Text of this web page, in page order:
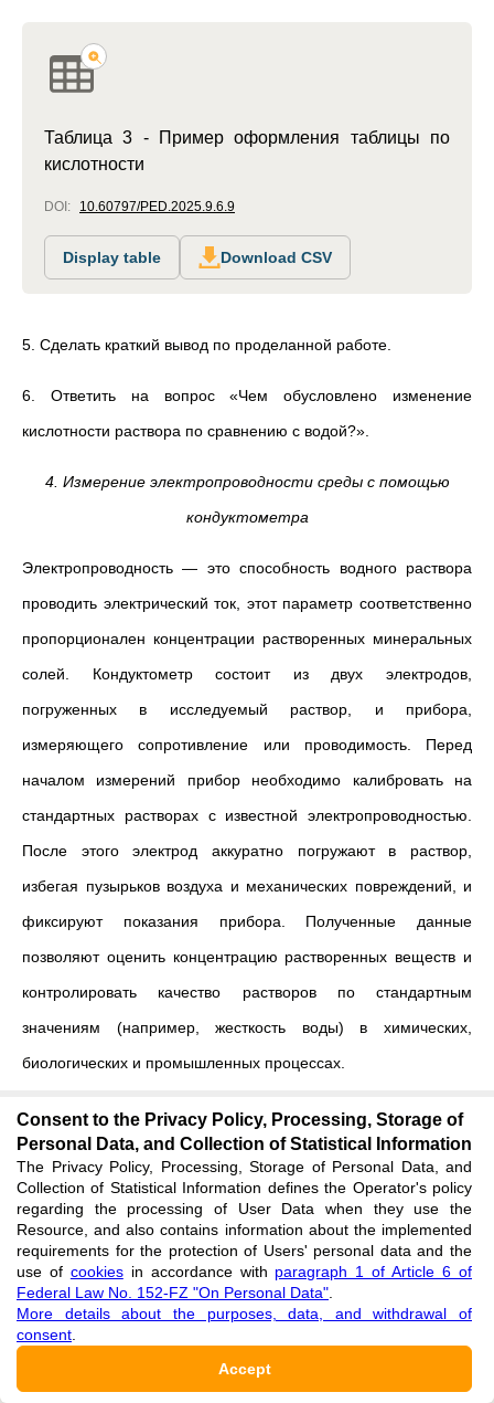
Таблица 3 - Пример оформления таблицы по
кислотности
DOI: 10.60797/PED.2025.9.6.9
Display table Download CSV
5. Сделать краткий вывод по проделанной работе.
6. Ответить на вопрос «Чем обусловлено изменение
кислотности раствора по сравнению с водой?».
4. Измерение электропроводности среды с помощью
кондуктометра
Электропроводность — это способность водного раствора
проводить электрический ток, этот параметр соответственно
пропорционален концентрации растворенных минеральных
солей. Кондуктометр состоит из двух электродов,
погруженных в исследуемый раствор, и прибора,
измеряющего сопротивление или проводимость. Перед
началом измерений прибор необходимо калибровать на
стандартных растворах с известной электропроводностью.
После этого электрод аккуратно погружают в раствор,
избегая пузырьков воздуха и механических повреждений, и
фиксируют показания прибора. Полученные данные
позволяют оценить концентрацию растворенных веществ и
контролировать качество растворов по стандартным
значениям (например, жесткость воды) в химических,
биологических и промышленных процессах.
Цель: измерить электропроводность раствора соли.
Материалы для исследования:растворы солей NaCl, CuSO4
×5H2O, Na2CO3.
Реактивы, посуда, оборудование: лабораторные стаканы
(100 мл), датчик электропроводности-кондуктометр (CON-
BTA, Vernier, США на рис. 14), устройство измерения и
обработки экспериментальных данных (Vernier LABQ
Consent to the Privacy Policy, Processing, Storage of
Personal Data, and Collection of Statistical Information
The Privacy Policy, Processing, Storage of Personal Data, and
Collection of Statistical Information defines the Operator's policy
regarding the processing of User Data when they use the
Resource, and also contains information about the implemented
requirements for the protection of Users' personal data and the
use of cookiesin accordance with paragraph 1 of Article 6 of
Federal Law No. 152-FZ "On Personal Data"
More details about the purposes, data, and withdrawal of
consent
Accept